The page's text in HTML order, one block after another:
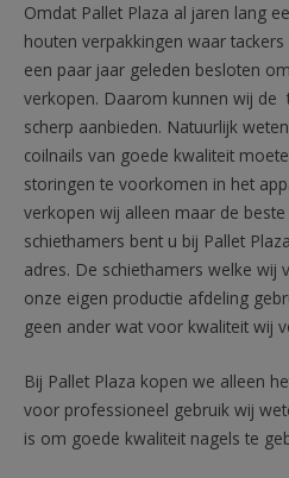
Omdat Pallet Plaza al jaren lang
houten verpakkingen waar
een paar jaar geleden besloten
verkopen. Daarom kunnen wij de
scherp aanbieden. Natuurlijk
coilnails van goede kwaliteit
storingen te voorkomen in het
verkopen wij alleen maar de
schiethamers bent u bij Pallet
adres. De schiethamers welke
onze eigen productie afdeling
geen ander wat voor kwaliteit wij
Bij Pallet Plaza kopen we alleen
voor professioneel gebruik wij
is om goede kwaliteit nagels te